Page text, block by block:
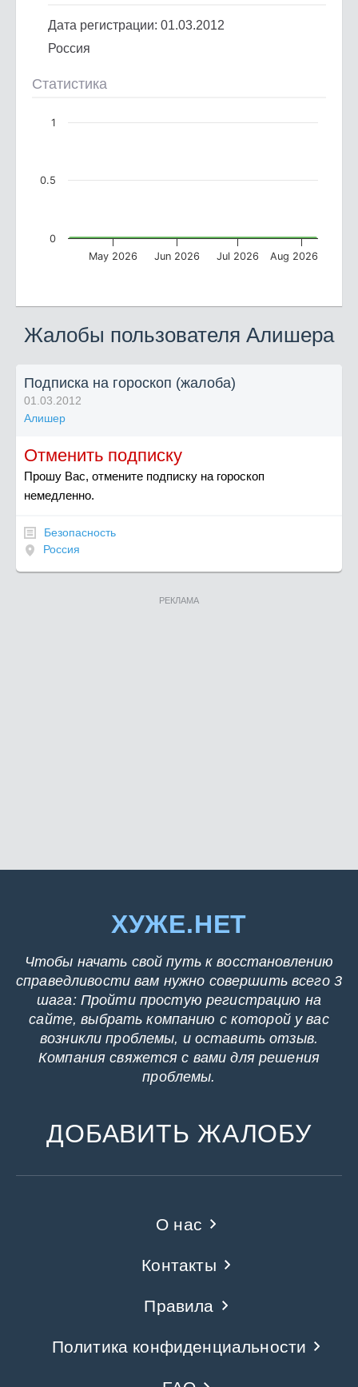
Дата регистрации: 01.03.2012
Россия
Статистика
May 2026 Jun 2026 Jul 2026 Aug 2026
0
0.5
1
Жалобы пользователя Алишера
Подписка на гороскоп (жалоба)
01.03.2012
Алишер
Отменить подписку
Прошу Вас, отмените подписку на гороскоп
немедленно.
Безопасность
Россия
РЕКЛАМА
ХУЖЕ.НЕТ
Чтобы начать свой путь к восстановлению
справедливости вам нужно совершить всего 3
шага: Пройти простую регистрацию на
сайте, выбрать компанию с которой у вас
возникли проблемы, и оставить отзыв.
Компания свяжется с вами для решения
проблемы.
ДОБАВИТЬ ЖАЛОБУ
О нас
Контакты
Правила
Политика конфиденциальности